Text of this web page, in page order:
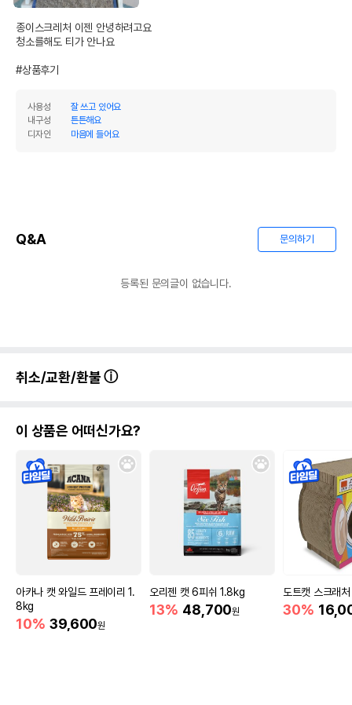
종이스크레처 이젠 안녕하려고요
청소를해도 티가 안나요
#상품후기
사용성
잘 쓰고 있어요
내구성
튼튼해요
디자인
마음에 들어요
Q&A 문의하기
등록된 문의글이 없습니다.
취소/교환/환불
이 상품은 어떠신가요?
아카나 캣 와일드 프레이리 1.
8kg
10% 39,600원
오리젠 캣 6피쉬 1.8kg
13% 48,700원
도트캣 스크래
30%